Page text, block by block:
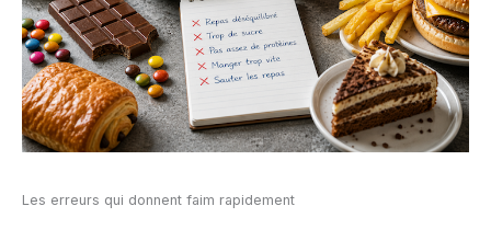
Les erreurs qui donnent faim rapidement